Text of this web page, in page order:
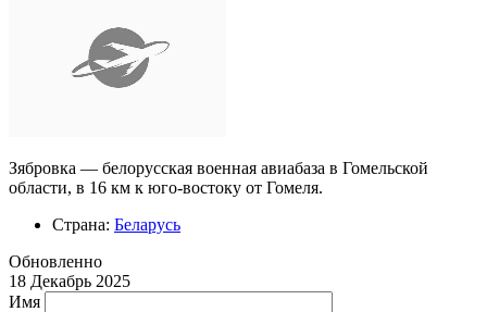
Зябровка — белорусская военная авиабаза в Гомельской
области, в 16 км к юго-востоку от Гомеля.
Страна: Беларусь
Обновленно
18 Декабрь 2025
Имя